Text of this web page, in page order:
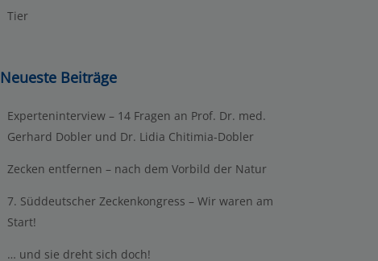
Tier
Neueste Beiträge
Experteninterview – 14 Fragen an Prof. Dr. med.
Gerhard Dobler und Dr. Lidia Chitimia-Dobler
Zecken entfernen – nach dem Vorbild der Natur
7. Süddeutscher Zeckenkongress – Wir waren am
Start!
… und sie dreht sich doch!